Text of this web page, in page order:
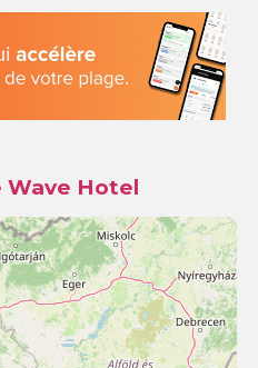
Hotel